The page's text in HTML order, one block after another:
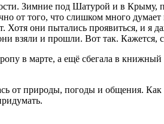
Зимние под Шатурой и в Крыму,
от того, что слишком много
они пытались проявиться, и я
взяли и прошли. Вот так.
в марте, а ещё сбегала в
от природы, погоды и общения.